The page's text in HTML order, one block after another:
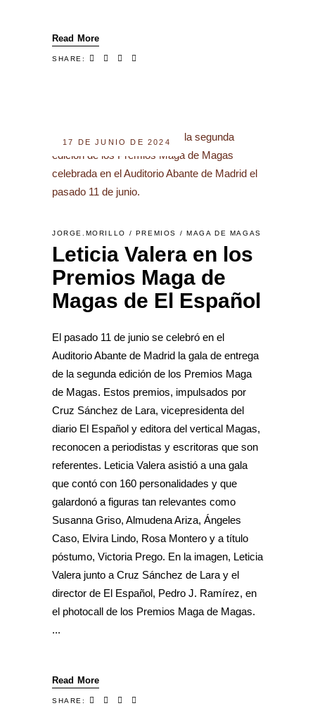
Read More
SHARE:
17 DE JUNIO DE 2024
JORGE.MORILLO PREMIOS MAGA DE MAGAS
Leticia Valera en los
Premios Maga de
Magas de El Español
El pasado 11 de junio se celebró en el
Auditorio Abante de Madrid la gala de entrega
de la segunda edición de los Premios Maga
de Magas. Estos premios, impulsados por
Cruz Sánchez de Lara, vicepresidenta del
diario El Español y editora del vertical Magas,
reconocen a periodistas y escritoras que son
referentes. Leticia Valera asistió a una gala
que contó con 160 personalidades y que
galardonó a figuras tan relevantes como
Susanna Griso, Almudena Ariza, Ángeles
Caso, Elvira Lindo, Rosa Montero y a título
póstumo, Victoria Prego. En la imagen, Leticia
Valera junto a Cruz Sánchez de Lara y el
director de El Español, Pedro J. Ramírez, en
el photocall de los Premios Maga de Magas.
Read More
SHARE: